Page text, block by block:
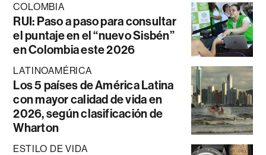
COLOMBIA
RUI: Paso a paso para consultar
el puntaje en el “nuevo Sisbén”
en Colombia este 2026
LATINOAMÉRICA
Los 5 países de América Latina
con mayor calidad de vida en
2026, según clasificación de
Wharton
ESTILO DE VIDA